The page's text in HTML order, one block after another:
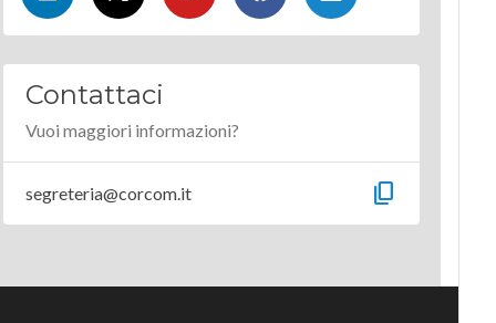
Contattaci
Vuoi maggiori informazioni?
segreteria@corcom.it content_copy